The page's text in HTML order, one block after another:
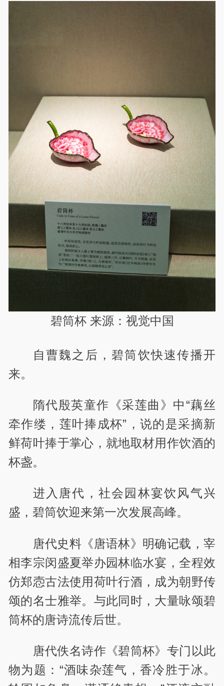
碧筒杯 来源：视觉中国
自曹魏之后，碧筒饮快速传播开
来。
隋代殷英童作《采莲曲》中“藕丝
牵作缕，莲叶捧成杯”，说的是采摘新
鲜荷叶捧于掌心，就地取材用作饮酒的
杯盏。
进入唐代，社会园林宴饮风气兴
盛，碧筒饮迎来第一次发展高峰。
唐代史料《唐语林》明确记载，宰
相李宗闵盛夏举办园林临水宴，全程效
仿郑悫古法使用荷叶行酒，成为朝野传
颂的名士雅举。与此同时，大量咏颂碧
筒杯的唐诗流传后世。
唐代佚名诗作《碧筒杯》专门以此
物为题：“酒味杂莲气，香冷胜于冰。